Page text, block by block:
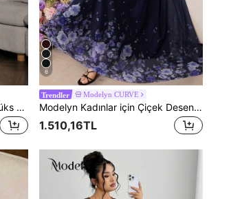
Modelyn Büyük Beden Zarif Lüks Boncuklu Yapay Elmas Kontrast Balon Boncuklu Denizkızı Elbisesi, Şık Gece Elbisesi, Kokteyl Partisi, Dans Düğünü Konuk Elbisesi, Mezuniyet Töreni ve Akşam Yemeği Partisi İçin Uygun
6
Trendler Modelyn CURVE
Modelyn Kadınlar için Çiçek Desenli File Uzun Kollu A Kesim Belden Sıkılaştırılmış Romantik Tatil Şık Büyük Beden Elbise
1.510,16TL